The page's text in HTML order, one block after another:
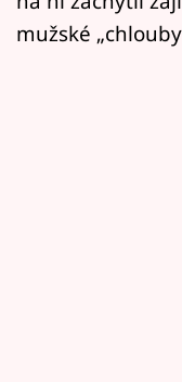
Přihlášení
mužské